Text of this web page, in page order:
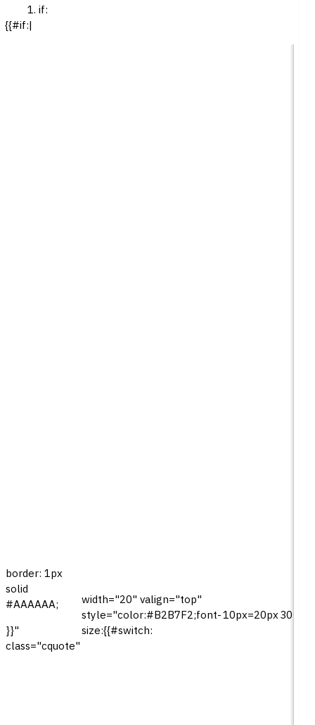
if:
{{#if:|
border: 1px
solid
#AAAAAA;
}}"
class="cquote"
width="20" valign="top"
style="color:#B2B7F2;font-
size:{{#switch:
10px=20px